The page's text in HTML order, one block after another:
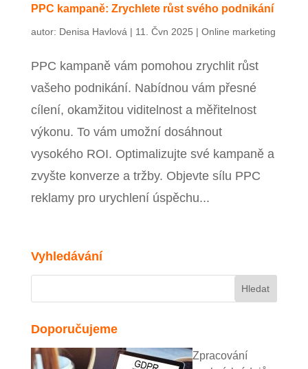
PPC kampaně: Zrychlete růst svého podnikání
autor: Denisa Havlová | 11. Čvn 2025 | Online marketing
PPC kampaně vám pomohou zrychlit růst
vašeho podnikání. Nabídnou vám přesné
cílení, okamžitou viditelnost a měřitelnost
výkonu. To vám umožní dosáhnout
vysokého ROI. Optimalizujte své kampaně a
zvyšte konverze a tržby. Objevte sílu PPC
reklamy pro urychlení úspěchu...
Vyhledávání
Doporučujeme
Zpracování